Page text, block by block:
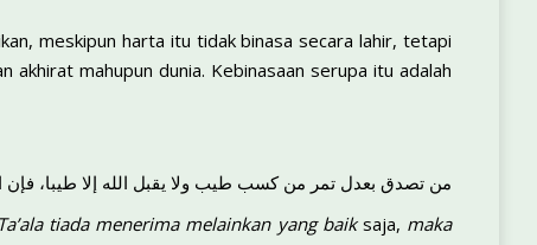
meskipun harta itu tidak binasa secara lahir, tetapi
mahupun dunia. Kebinasaan serupa itu adalah
من تصدق بعدل تمر من كسب طيب ولا يقبل الله إلا طيبا، فإن
tiada menerima melainkan yang baiksaja, maka